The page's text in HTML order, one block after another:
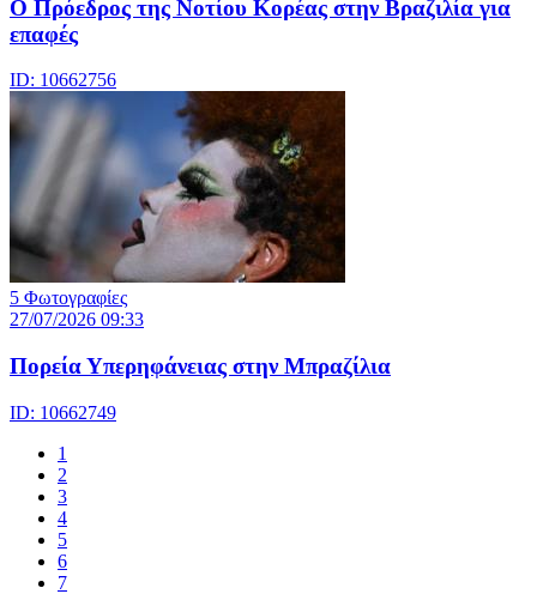
Ο Πρόεδρος της Νοτίου Κορέας στην Βραζιλία για
επαφές
ID: 10662756
5 Φωτογραφίες
27/07/2026 09:33
Πορεία Υπερηφάνειας στην Μπραζίλια
ID: 10662749
1
2
3
4
5
6
7